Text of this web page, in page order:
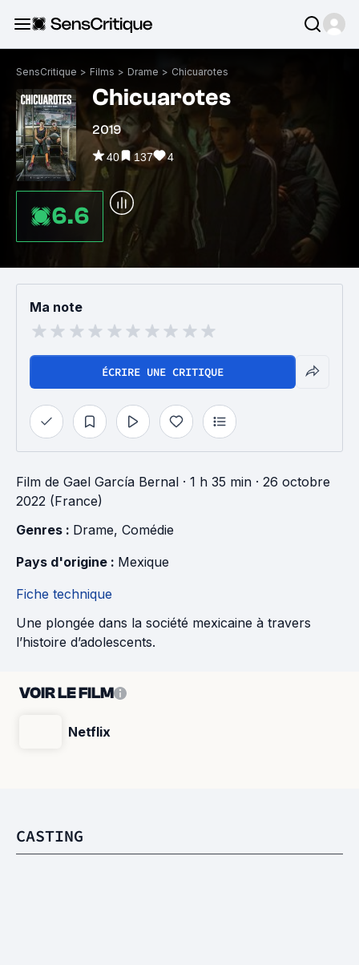
SensCritique > Films > Drame > Chicuarotes
Chicuarotes
2019
40 137 4
6.6
Ma note
ÉCRIRE UNE CRITIQUE
Film de Gael García Bernal · 1 h 35 min · 26 octobre
2022 (France)
Genres : Drame, Comédie
Pays d'origine : Mexique
Fiche technique
Une plongée dans la société mexicaine à travers
l’histoire d’adolescents.
VOIR LE FILM
Netflix
CASTING